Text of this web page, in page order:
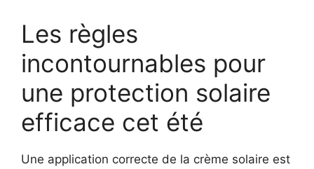
Les règles
incontournables pour
une protection solaire
efficace cet été
Une application correcte de la crème solaire est